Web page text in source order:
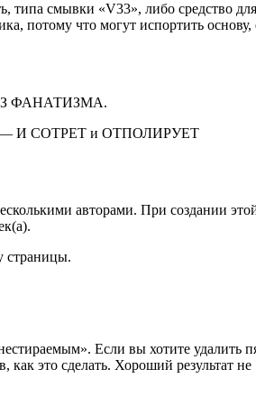
типа смывки «V33», либо средство для
потому что могут испортить основу,
ФАНАТИЗМА.
— И СОТРЕТ и ОТПОЛИРУЕТ
авторами. При создании
страницы.
Если вы хотите удалить
как это сделать. Хороший результат не